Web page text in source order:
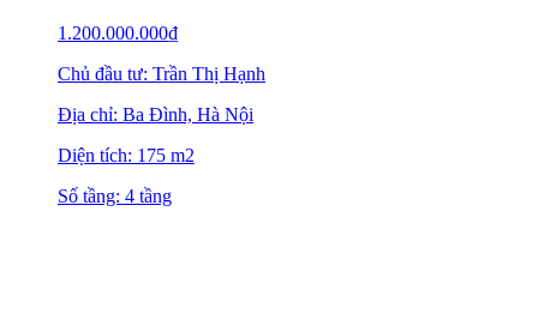
1.200.000.000₫
Chủ đầu tư: Trần Thị Hạnh
Địa chỉ: Ba Đình, Hà Nội
Diện tích: 175 m2
Số tầng: 4 tầng